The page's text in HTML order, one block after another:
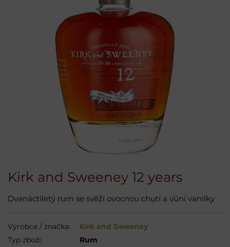
Kirk and Sweeney 12 years
Dvanáctiletý rum se svěží ovocnou chutí a vůní vanilky
Výrobce / značka:
Kirk and Sweeney
Typ zboží:
Rum